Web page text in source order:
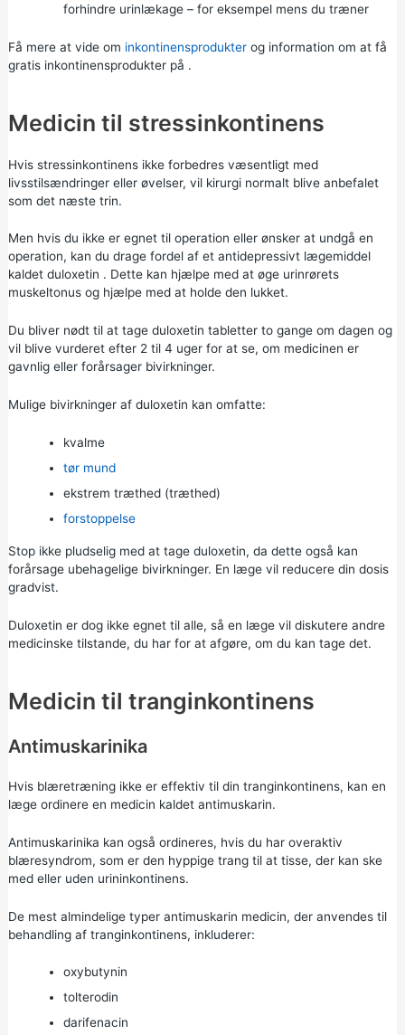
forhindre urinlækage – for eksempel mens du træner
Få mere at vide om inkontinensprodukterog information om at få
gratis inkontinensprodukter på .
Medicin til stressinkontinens
Hvis stressinkontinens ikke forbedres væsentligt med
livsstilsændringer eller øvelser, vil kirurgi normalt blive anbefalet
som det næste trin.
Men hvis du ikke er egnet til operation eller ønsker at undgå en
operation, kan du drage fordel af et antidepressivt lægemiddel
kaldet duloxetin . Dette kan hjælpe med at øge urinrørets
muskeltonus og hjælpe med at holde den lukket.
Du bliver nødt til at tage duloxetin tabletter to gange om dagen og
vil blive vurderet efter 2 til 4 uger for at se, om medicinen er
gavnlig eller forårsager bivirkninger.
Mulige bivirkninger af duloxetin kan omfatte:
kvalme
tør mund
ekstrem træthed (træthed)
forstoppelse
Stop ikke pludselig med at tage duloxetin, da dette også kan
forårsage ubehagelige bivirkninger. En læge vil reducere din dosis
gradvist.
Duloxetin er dog ikke egnet til alle, så en læge vil diskutere andre
medicinske tilstande, du har for at afgøre, om du kan tage det.
Medicin til tranginkontinens
Antimuskarinika
Hvis blæretræning ikke er effektiv til din tranginkontinens, kan en
læge ordinere en medicin kaldet antimuskarin.
Antimuskarinika kan også ordineres, hvis du har overaktiv
blæresyndrom, som er den hyppige trang til at tisse, der kan ske
med eller uden urininkontinens.
De mest almindelige typer antimuskarin medicin, der anvendes til
behandling af tranginkontinens, inkluderer:
oxybutynin
tolterodin
darifenacin